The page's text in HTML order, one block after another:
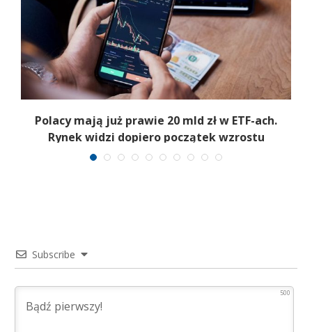
Polacy mają już prawie 20 mld zł w ETF-ach.
Rynek widzi dopiero początek wzrostu
Subscribe
500